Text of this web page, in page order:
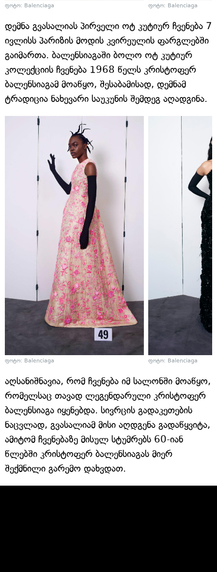
ფოტო: Balenciaga ფოტო: Balenciaga
დემნა გვასალიას პირველი ოტ კუტიურ ჩვენება 7
ივლისს პარიზის მოდის კვირეულის ფარგლებში
გაიმართა. ბალენსიაგაში ბოლო ოტ კუტიურ
კოლექციის ჩვენება 1968 წელს კრისტოფერ
ბალენსიაგამ მოაწყო, შესაბამისად, დემნამ
ტრადიცია ნახევარი საუკუნის შემდეგ აღადგინა.
ფოტო: Balenciaga ფოტო: Balenciaga
აღსანიშნავია, რომ ჩვენება იმ სალონში მოაწყო,
რომელსაც თავად ლეგენდარული კრისტოფერ
ბალენსიაგა იყენებდა. სივრცის გადაკეთების
ნაცვლად, გვასალიამ მისი აღდგენა გადაწყვიტა,
ამიტომ ჩვენებაზე მისულ სტუმრებს 60-იან
წლებში კრისტოფერ ბალენსიაგას მიერ
შექმნილი გარემო დახვდათ.